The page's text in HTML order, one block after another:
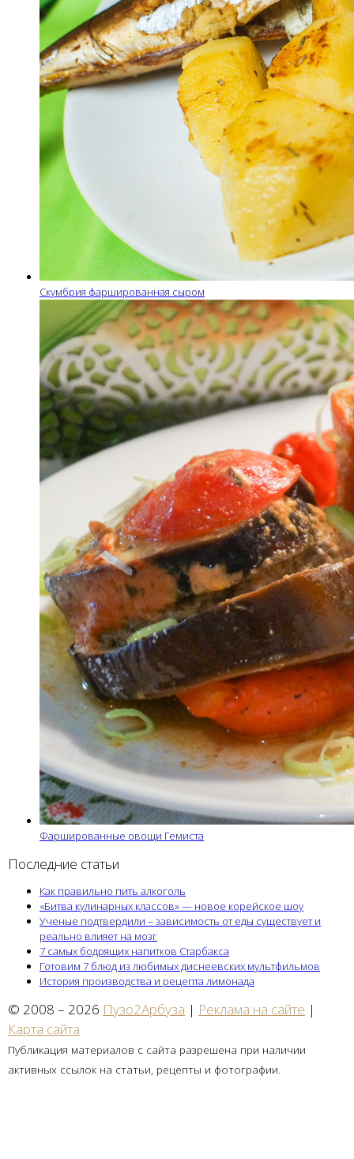
Скумбрия фаршированная сыром
Фаршированные овощи Гемиста
Последние статьи
Как правильно пить алкоголь
«Битва кулинарных классов» — новое корейское шоу
Ученые подтвердили – зависимость от еды существует и
реально влияет на мозг
7 самых бодрящих напитков Старбакса
Готовим 7 блюд из любимых диснеевских мультфильмов
История производства и рецепта лимонада
© 2008 – 2026 Пузо2Арбуза | Реклама на сайте |
Карта сайта
Публикация материалов с сайта разрешена при наличии
активных ссылок на статьи, рецепты и фотографии.